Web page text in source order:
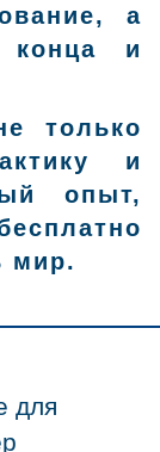
а
и
только
и
опыт,
мир.
для